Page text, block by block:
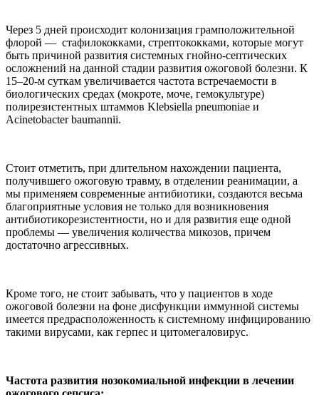
Через 5 дней происходит колонизация грамположительной
флорой — стафилококками, стрептококками, которые могут
быть причиной развития системных гнойно-септических
осложнений на данной стадии развития ожоговой болезни. К
15–20-м суткам увеличивается частота встречаемости в
биологических средах (мокроте, моче, гемокультуре)
полирезистентных штаммов Klebsiella pneumoniаe и
Acinetobacter baumannii.
Стоит отметить, при длительном нахождении пациента,
получившего ожоговую травму, в отделении реанимации, а
мы применяем современные антибиотики, создаются весьма
благоприятные условия не только для возникновения
антибиотикорезистентности, но и для развития еще одной
проблемы — увеличения количества микозов, причем
достаточно агрессивных.
Кроме того, не стоит забывать, что у пациентов в ходе
ожоговой болезни на фоне дисфункции иммунной системы
имеется предрасположенность к системному инфицированию
такими вирусами, как герпес и цитомегаловирус.
Частота развития нозокомиальной инфекции в лечении